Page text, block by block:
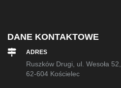
DANE KONTAKTOWE
ADRES
Ruszków Drugi, ul. Wesoła 52,
62-604 Kościelec